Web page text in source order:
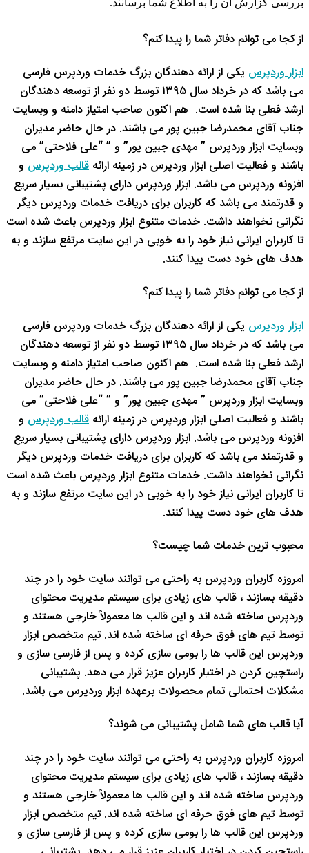
از کجا می توانم دفاتر شما را پیدا کنم؟
ابزار وردپرس یکی از ارائه دهندگان بزرگ خدمات وردپرس فارسی
می باشد که در خرداد سال ۱۳۹۵ توسط دو نفر از توسعه دهندگان
ارشد فعلی بنا شده است. هم اکنون صاحب امتیاز دامنه و وبسایت
جناب آقای محمدرضا جبین پور می باشند. در حال حاضر مدیران
وبسایت ابزار وردپرس ” مهدی جبین پور” و ” “علی فلاحتی” می
باشند و فعالیت اصلی ابزار وردپرس در زمینه ارائه قالب وردپرس و
افزونه وردپرس می باشد. ابزار وردپرس دارای پشتیبانی بسیار سریع
و قدرتمند می باشد که کاربران برای دریافت خدمات وردپرس دیگر
نگرانی نخواهند داشت. خدمات متنوع ابزار وردپرس باعث شده است
تا کاربران ایرانی نیاز خود را به خوبی در این سایت مرتفع سازند و به
هدف های خود دست پیدا کنند.
از کجا می توانم دفاتر شما را پیدا کنم؟
ابزار وردپرس یکی از ارائه دهندگان بزرگ خدمات وردپرس فارسی
می باشد که در خرداد سال ۱۳۹۵ توسط دو نفر از توسعه دهندگان
ارشد فعلی بنا شده است. هم اکنون صاحب امتیاز دامنه و وبسایت
جناب آقای محمدرضا جبین پور می باشند. در حال حاضر مدیران
وبسایت ابزار وردپرس ” مهدی جبین پور” و ” “علی فلاحتی” می
باشند و فعالیت اصلی ابزار وردپرس در زمینه ارائه قالب وردپرس و
افزونه وردپرس می باشد. ابزار وردپرس دارای پشتیبانی بسیار سریع
و قدرتمند می باشد که کاربران برای دریافت خدمات وردپرس دیگر
نگرانی نخواهند داشت. خدمات متنوع ابزار وردپرس باعث شده است
تا کاربران ایرانی نیاز خود را به خوبی در این سایت مرتفع سازند و به
هدف های خود دست پیدا کنند.
محبوب ترین خدمات شما چیست؟
امروزه کاربران وردپرس به راحتی می توانند سایت خود را در چند
دقیقه بسازند ، قالب های زیادی برای سیستم مدیریت محتوای
وردپرس ساخته شده اند و این قالب ها معمولاً خارجی هستند و
توسط تیم های فوق حرفه ای ساخته شده اند. تیم متخصص ابزار
وردپرس این قالب ها را بومی سازی کرده و پس از فارسی سازی و
راستچین کردن در اختیار کاربران عزیز قرار می دهد. پشتیبانی
مشکلات احتمالی تمام محصولات برعهده ابزار وردپرس می باشد.
آیا قالب های شما شامل پشتیبانی می شوند؟
امروزه کاربران وردپرس به راحتی می توانند سایت خود را در چند
دقیقه بسازند ، قالب های زیادی برای سیستم مدیریت محتوای
وردپرس ساخته شده اند و این قالب ها معمولاً خارجی هستند و
توسط تیم های فوق حرفه ای ساخته شده اند. تیم متخصص ابزار
وردپرس این قالب ها را بومی سازی کرده و پس از فارسی سازی و